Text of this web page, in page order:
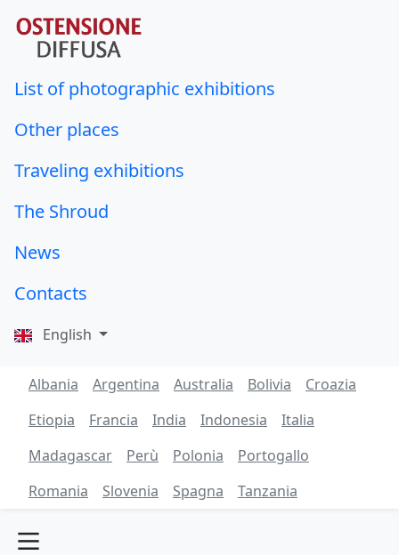
List of photographic exhibitions
Other places
Traveling exhibitions
The Shroud
News
Contacts
English
Albania Argentina Australia Bolivia
Croazia
Etiopia
Francia India Indonesia
Italia
Madagascar
Perù Polonia
Portogallo
Romania
Slovenia Spagna Tanzania